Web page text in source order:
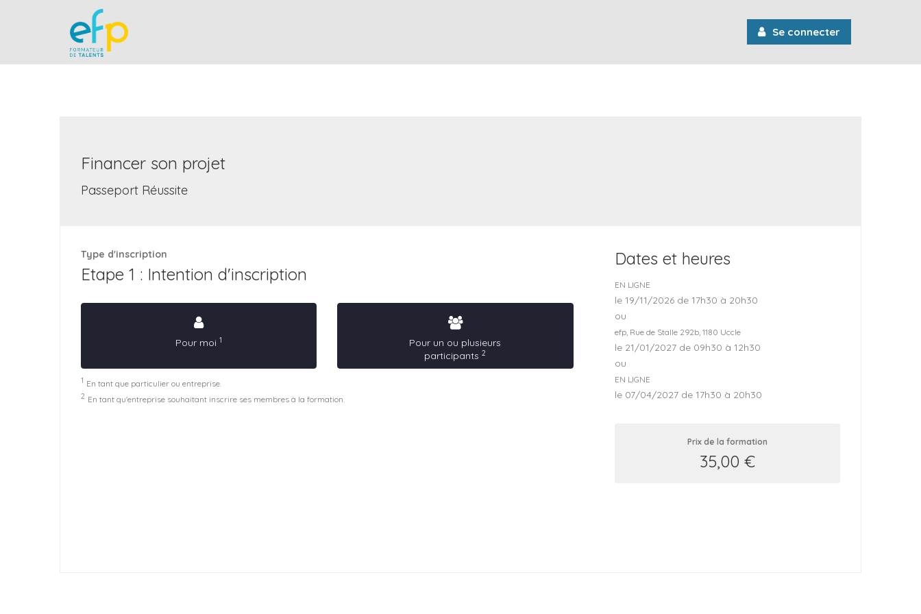
Se connecter
Financer son projet
Passeport Réussite
Type d'inscription
Etape 1 : Intention d'inscription
Pour moi1
Pour un ou plusieurs
participants2
1 En tant que particulier ou entreprise.
2 En tant qu'entreprise souhaitant inscrire ses membres à la formation.
Dates et heures
EN LIGNE
le 19/11/2026 de 17h30 à 20h30
ou
efp, Rue de Stalle 292b, 1180 Uccle
le 21/01/2027 de 09h30 à 12h30
ou
EN LIGNE
le 07/04/2027 de 17h30 à 20h30
Prix de la formation
35,00 €